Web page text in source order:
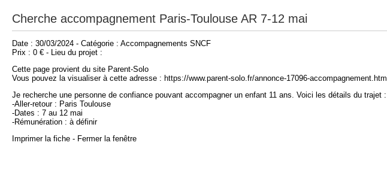
Cherche accompagnement Paris-Toulouse AR 7-12 mai
Date : 30/03/2024 - Catégorie : Accompagnements SNCF
Prix : 0 € - Lieu du projet :
Cette page provient du site Parent-Solo
Vous pouvez la visualiser à cette adresse : https://www.parent-solo.fr/annonce-17096-accompagnement.html
Je recherche une personne de confiance pouvant accompagner un enfant 11 ans. Voici les détails du trajet :
-Aller-retour : Paris Toulouse
-Dates : 7 au 12 mai
-Rémunération : à définir
Imprimer la fiche - Fermer la fenêtre